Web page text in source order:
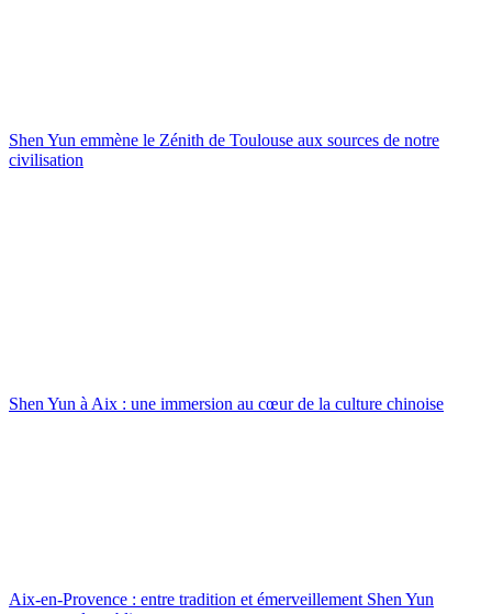
Shen Yun emmène le Zénith de Toulouse aux sources de notre
civilisation
Shen Yun à Aix : une immersion au cœur de la culture chinoise
Aix-en-Provence : entre tradition et émerveillement Shen Yun